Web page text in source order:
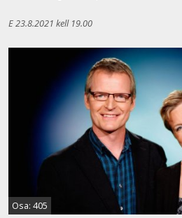
E 23.8.2021 kell 19.00
Osa: 405